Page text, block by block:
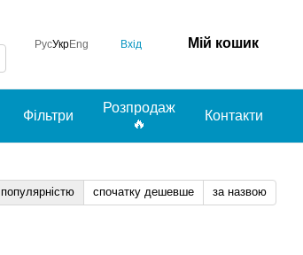
РусУкрEng Вхід Мій кошик
Фільтри
Розпродаж
🔥
Контакти
спочатку дешевше за назвою